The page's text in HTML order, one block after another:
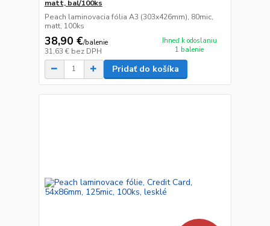
matt, bal/100ks
Peach laminovacia fólia A3 (303x426mm), 80mic,
matt, 100ks
38,90 €/balenie
31,63 € bez DPH
Ihneď k odoslaniu
1 balenie
Pridať do košíka